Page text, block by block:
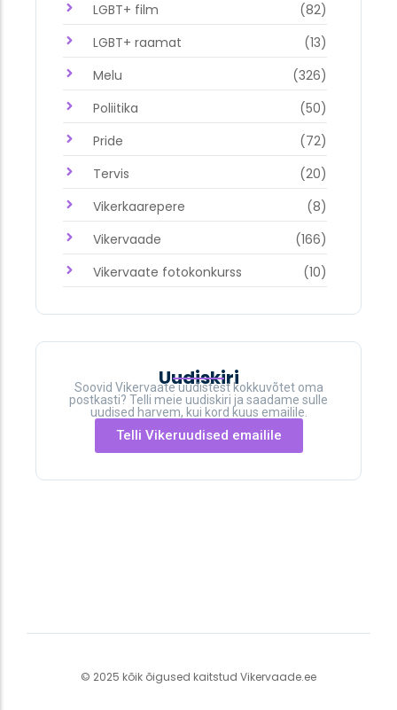
LGBT+ film
(82)
LGBT+ raamat
(13)
Melu
(326)
Poliitika
(50)
Pride
(72)
Tervis
(20)
Vikerkaarepere
(8)
Vikervaade
(166)
Vikervaate fotokonkurss
(10)
Uudiskiri
Soovid Vikervaate uudistest kokkuvõtet oma
postkasti? Telli meie uudiskiri ja saadame sulle
uudised harvem, kui kord kuus emailile.
Telli Vikeruudised emailile
© 2025 kõik õigused kaitstud Vikervaade.ee